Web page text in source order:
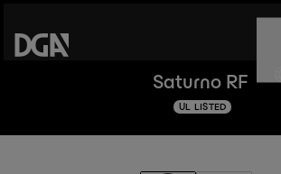
Saturno RF
UL LISTED